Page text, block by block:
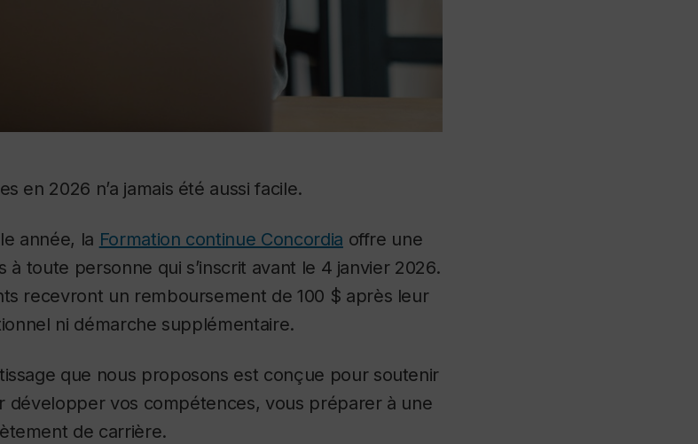
en 2026 n’a jamais été aussi facile.
année, la Formation continue Concordia offre une
à toute personne qui s’inscrit avant le 4 janvier 2026.
recevront un remboursement de 100 $ après leur
ni démarche supplémentaire.
que nous proposons est conçue pour soutenir
développer vos compétences, vous préparer à une
de carrière.